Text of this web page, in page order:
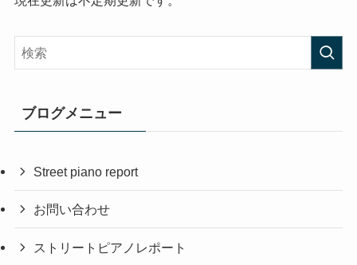
ブログメニュー
Street piano report
お問い合わせ
ストリートピアノレポート